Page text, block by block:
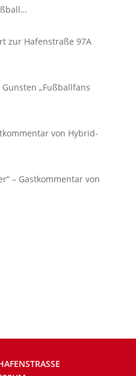
zur Hafenstraße 97A
„Fußballfans
von Hybrid-
– Gastkommentar von